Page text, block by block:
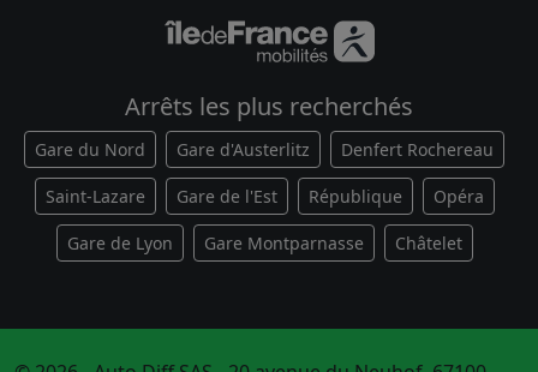
Arrêts les plus recherchés
Gare du Nord Gare d'Austerlitz Denfert Rochereau
Saint-Lazare Gare de l'Est République Opéra
Gare de Lyon Gare Montparnasse Châtelet